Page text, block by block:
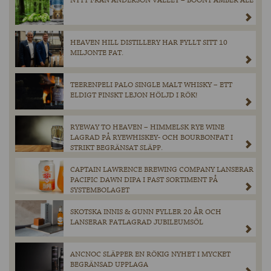
HEAVEN HILL DISTILLERY HAR FYLLT SITT 10
MILJONTE FAT.
TEERENPELI PALO SINGLE MALT WHISKY – ETT
ELDIGT FINSKT LEJON HÖLJD I RÖK!
RYEWAY TO HEAVEN – HIMMELSK RYE WINE
LAGRAD PÅ RYEWHISKEY- OCH BOURBONFAT I
STRIKT BEGRÄNSAT SLÄPP.
CAPTAIN LAWRENCE BREWING COMPANY LANSERAR
PACIFIC DAWN DIPA I FAST SORTIMENT PÅ
SYSTEMBOLAGET
SKOTSKA INNIS & GUNN FYLLER 20 ÅR OCH
LANSERAR FATLAGRAD JUBILEUMSÖL
ANCNOC SLÄPPER EN RÖKIG NYHET I MYCKET
BEGRÄNSAD UPPLAGA